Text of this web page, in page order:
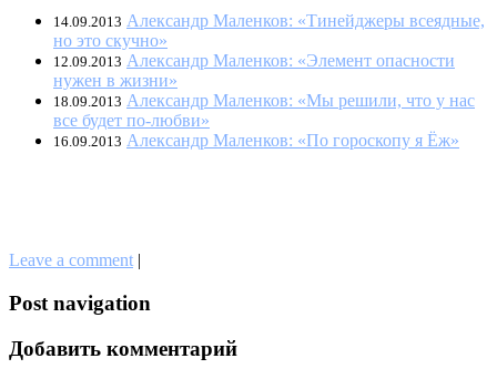
14.09.2013 Александр Маленков: «Тинейджеры всеядные,
но это скучно»
12.09.2013 Александр Маленков: «Элемент опасности
нужен в жизни»
18.09.2013 Александр Маленков: «Мы решили, что у нас
все будет по-любви»
16.09.2013 Александр Маленков: «По гороскопу я Ёж»
Leave a comment |
Post navigation
Добавить комментарий